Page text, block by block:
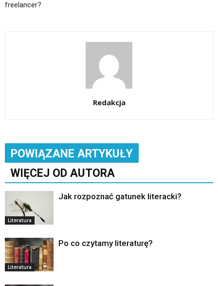
freelancer?
Redakcja
POWIĄZANE ARTYKUŁY
WIĘCEJ OD AUTORA
Literatura
Jak rozpoznać gatunek literacki?
Literatura
Po co czytamy literaturę?